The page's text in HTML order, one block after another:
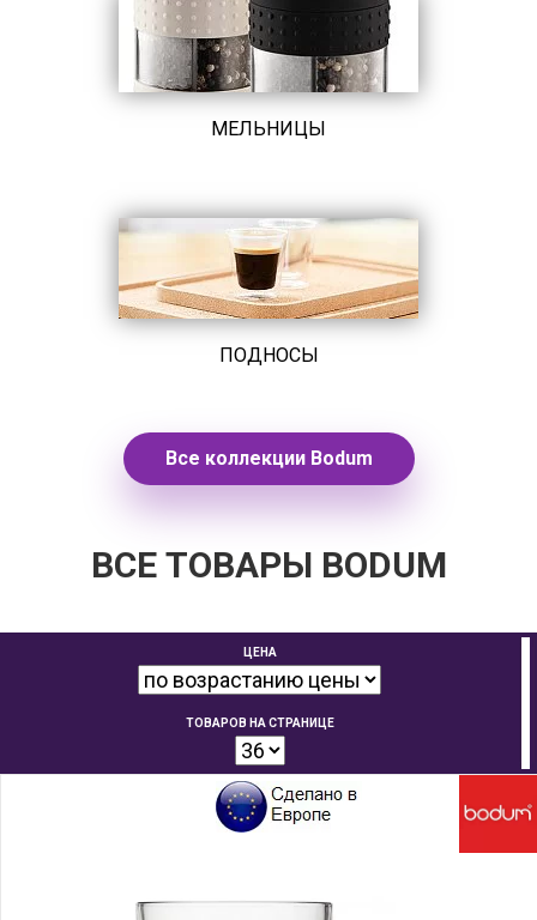
МЕЛЬНИЦЫ
ПОДНОСЫ
Все коллекции Bodum
ВСЕ ТОВАРЫ BODUM
ЦЕНА
ТОВАРОВ НА СТРАНИЦЕ